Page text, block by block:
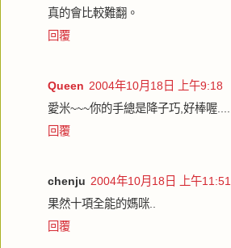
真的會比較難翻。
回覆
Queen 2004年10月18日 上午9:18
愛米~~~你的手總是降子巧,好棒喔......
回覆
chenju 2004年10月18日 上午11:51
果然十項全能的媽咪..
回覆